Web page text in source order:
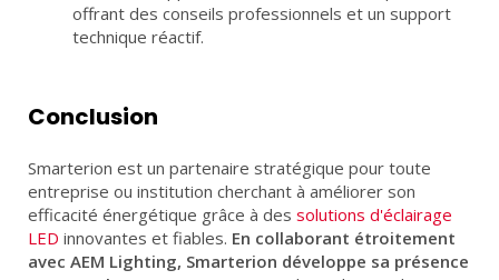
offrant des conseils professionnels et un support
technique réactif.
Conclusion
Smarterion est un partenaire stratégique pour toute
entreprise ou institution cherchant à améliorer son
efficacité énergétique grâce à des solutions d'éclairage
LED innovantes et fiables. En collaborant étroitement
avec AEM Lighting, Smarterion développe sa présence